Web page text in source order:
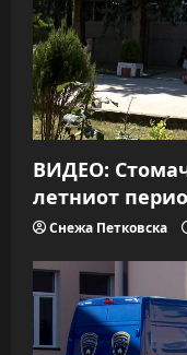
ВИДЕО:
летниот
Снежа Петковска